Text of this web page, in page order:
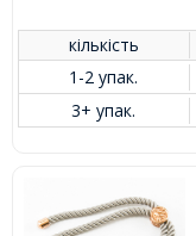
кількість
1-2 упак.
3+ упак.